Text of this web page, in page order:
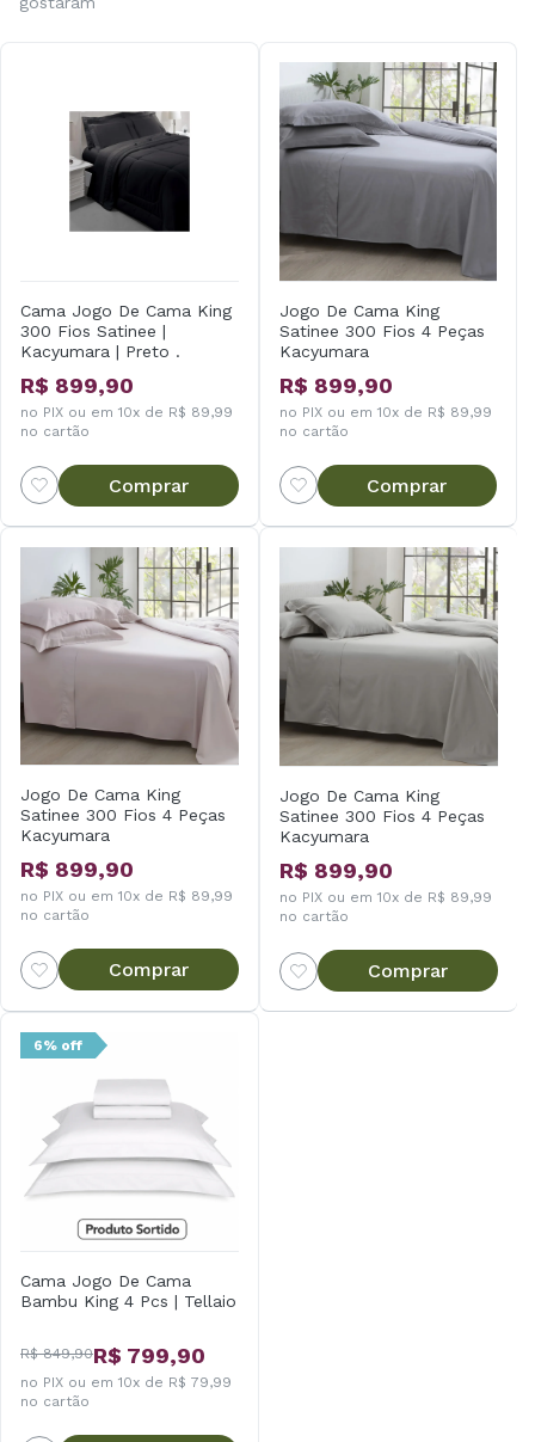
Forma de Lavagem
Lavar em temperatura máxima de 60 °C.
Não utilizar alvejante.
Secar em tambor em temperatura baixa.
Passar em temperatura máxima de 150 °C.
Não realizar limpeza a seco.
Cama Jogo De Cama King
300 Fios Satinee |
Kacyumara | Preto .
R$ 899,90
no PIX ou em 10x de R$ 89,99
no cartão
Comprar
Jogo De Cama King
Satinee 300 Fios 4 Peças
Kacyumara
R$ 899,90
no PIX ou em 10x de R$ 89,99
no cartão
Comprar
Jogo De Cama King
Satinee 300 Fios 4 Peças
Kacyumara
R$ 899,90
no PIX ou em 10x de R$ 89,99
no cartão
Comprar
Jogo De Cama King
Satinee 300 Fios 4 Peças
Kacyumara
R$ 899,90
no PIX ou em 10x de R$ 89,99
no cartão
Comprar
6% off
Cama Jogo De Cama
Bambu King 4 Pcs | Tellaio
R$ 849,90R$ 799,90
no PIX ou em 10x de R$ 79,99
no cartão